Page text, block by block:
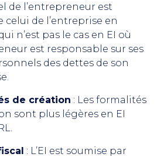
de l’entrepreneur est
celui de l’entreprise en
n’est pas le cas en EI où
est responsable sur ses
des dettes de son
de création : Les formalités
sont plus légères en EI
: L’EI est soumise par